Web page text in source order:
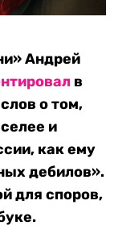
Андрей
в
о том,
и
как ему
дебилов».
для споров,